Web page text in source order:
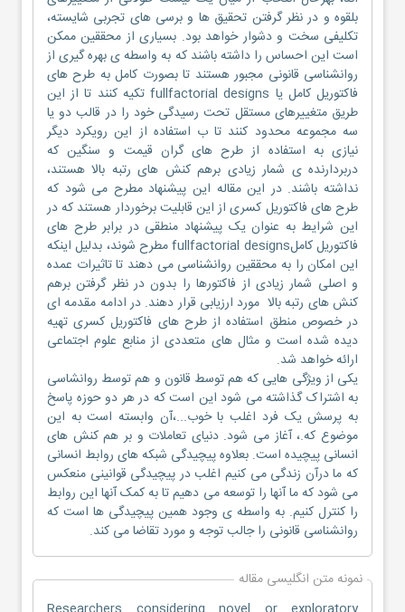
بلقوه و در نظر گرفتن تحقیق ها و برسی های تجربی شایسته،
تکلیفی سخت و دشوار خواهد بود. بسیاری از محققین ممکن
است این احساس را داشته باشند که به واسطه ی بهره گیری از
روانشناسی قانونی مجبور هستند تا بصورت کامل به طرح های
فاکتوریل کامل یا fullfactorial designs تکیه کنند تا از این
طریق متغییرهای مستقل تحت رسیدگی خود را در قالب دو یا
سه مجموعه محدود کنند تا ب استفاده از این رویکرد دیگر
نیازی به استفاده از طرح های گران قیمت و سنگین که
دربردارنده ی شمار زیادی برهم کنش های رتبه بالا هستند،
نداشته باشند. در این مقاله این پیشنهاد مطرح می شود که
طرح های فاکتوریل کسری از این قابلیت برخوردار هستند که در
این شرایط به عنوان یک پیشنهاد منطقی در برابر طرح های
فاکتوریل کاملfullfactorial designs مطرح شوند، بدلیل اینکه
این امکان را به محققین روانشناسی می دهند تا تاثیرات عمده
و اصلی شمار زیادی از فاکتورها را بدون در نظر گرفتن برهم
کنش های رتبه بالا مورد ارزیابی قرار دهند. در ادامه مقدمه ای
در خصوص منطق استفاده از طرح های فاکتوریل کسری تهیه
دیده شده است و مثال های متعددی از منابع علوم اجتماعی
ارائه خواهد شد.
یکی از ویژگی هایی که هم توسط قانون و هم توسط روانشاسی
به اشتراک گذاشته می شود این است که در هر دو حوزه پاسخ
به پرسش یک فرد اغلب با خوب...،آن وابسته است به این
موضوع که.، آغاز می شود. دنیای تعاملات و بر هم کنش های
انسانی پیچیده است. بعلاوه پیچیدگی شبکه های روابط انسانی
که ما درآن زندگی می کنیم اغلب در پیچیدگی قوانینی منعکس
می شود که ما آنها را توسعه می دهیم تا به کمک آنها این روابط
را کنترل کنیم. به واسطه ی وجود همین پیچیدگی ها است که
روانشناسی قانونی را جالب توجه و مورد تقاضا می کند.
نمونه متن انگلیسی مقاله